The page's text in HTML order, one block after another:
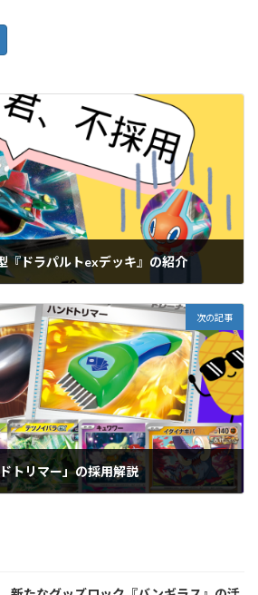
『ドラパルトexデッキ』の紹介
次の記事
トリマー」の採用解説